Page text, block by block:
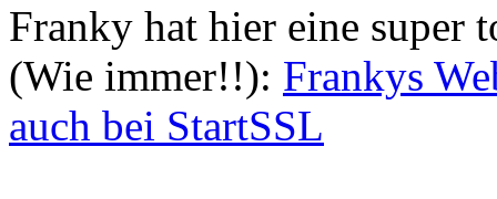
Franky hat hier eine super
(Wie immer!!): Frankys
auch bei StartSSL